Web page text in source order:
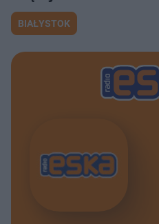
BIAŁYSTOK